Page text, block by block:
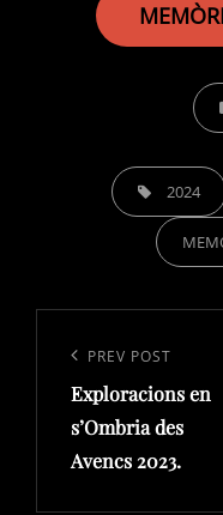
TAGS, 2024
d'entrades
Previous
Post
PREV POST
Exploracions en
s’Ombria des
Avencs 2023.